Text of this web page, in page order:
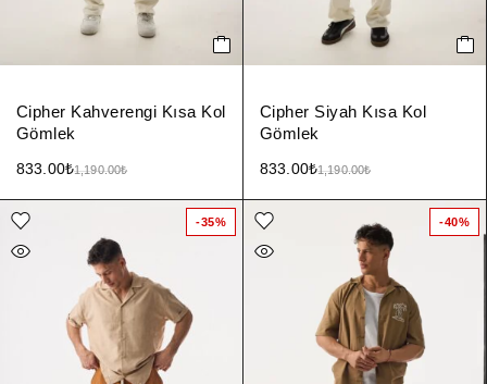
Cipher Kahverengi Kısa Kol
Gömlek
1,190.00₺
833.00₺
Cipher Siyah Kısa Kol
Gömlek
1,190.00₺
833.00₺
-35% -40%